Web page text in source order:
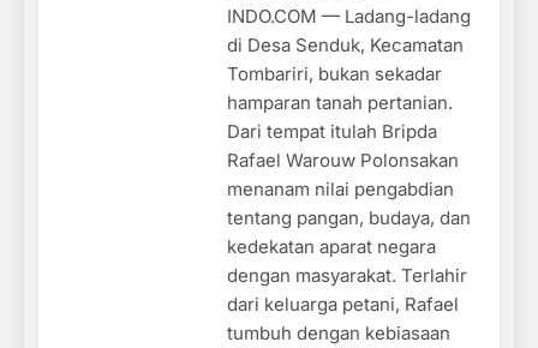
INDO.COM — Ladang-ladang
di Desa Senduk, Kecamatan
Tombariri, bukan sekadar
hamparan tanah pertanian.
Dari tempat itulah Bripda
Rafael Warouw Polonsakan
menanam nilai pengabdian
tentang pangan, budaya, dan
kedekatan aparat negara
dengan masyarakat. Terlahir
dari keluarga petani, Rafael
tumbuh dengan kebiasaan